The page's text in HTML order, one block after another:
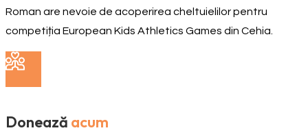
Roman are nevoie de acoperirea cheltuielilor pentru
competiția European Kids Athletics Games din Cehia.
Donează acum